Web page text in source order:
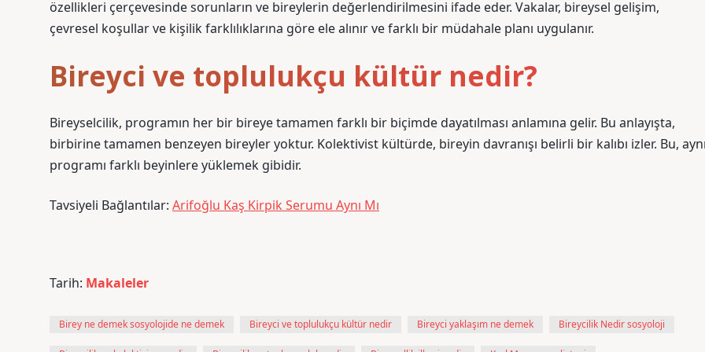
özellikleri çerçevesinde sorunların ve bireylerin değerlendirilmesini ifade eder. Vakalar, bireysel gelişim,
çevresel koşullar ve kişilik farklılıklarına göre ele alınır ve farklı bir müdahale planı uygulanır.
Bireyci ve toplulukçu kültür nedir?
Bireyselcilik, programın her bir bireye tamamen farklı bir biçimde dayatılması anlamına gelir. Bu anlayışta,
birbirine tamamen benzeyen bireyler yoktur. Kolektivist kültürde, bireyin davranışı belirli bir kalıbı izler. Bu,
programı farklı beyinlere yüklemek gibidir.
Tavsiyeli Bağlantılar: Arifoğlu Kaş Kirpik Serumu Aynı Mı
Tarih: Makaleler
Birey ne demek sosyolojide ne demek Bireyci ve toplulukçu kültür nedir Bireyci yaklaşım ne demek Bireycilik Nedir sosyoloji